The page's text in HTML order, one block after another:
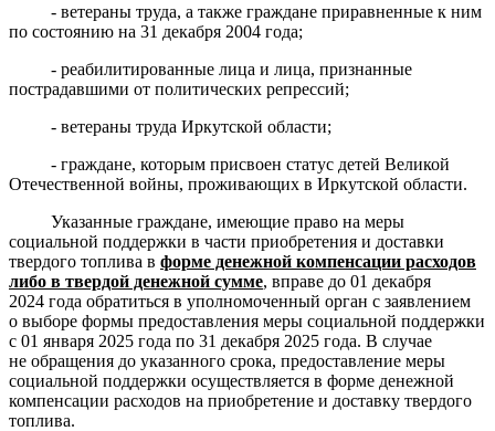
- ветераны труда, а также граждане приравненные к ним
по состоянию на 31 декабря 2004 года;
- реабилитированные лица и лица, признанные
пострадавшими от политических репрессий;
- ветераны труда Иркутской области;
- граждане, которым присвоен статус детей Великой
Отечественной войны, проживающих в Иркутской области.
Указанные граждане, имеющие право на меры
социальной поддержки в части приобретения и доставки
твердого топлива в форме денежной компенсации расходов
либо в твердой денежной сумме, вправе до 01 декабря
2024 года обратиться в уполномоченный орган с заявлением
о выборе формы предоставления меры социальной поддержки
с 01 января 2025 года по 31 декабря 2025 года. В случае
не обращения до указанного срока, предоставление меры
социальной поддержки осуществляется в форме денежной
компенсации расходов на приобретение и доставку твердого
топлива.